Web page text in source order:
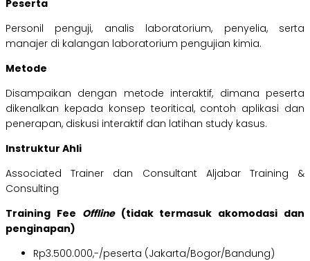
Peserta
Personil penguji, analis laboratorium, penyelia, serta
manajer di kalangan laboratorium pengujian kimia.
Metode
Disampaikan dengan metode interaktif, dimana peserta
dikenalkan kepada konsep teoritical, contoh aplikasi dan
penerapan, diskusi interaktif dan latihan study kasus.
Instruktur Ahli
Associated Trainer dan Consultant Aljabar Training &
Consulting
Training Fee Offline (tidak termasuk akomodasi dan
penginapan)
Rp3.500.000,-/peserta (Jakarta/Bogor/Bandung)